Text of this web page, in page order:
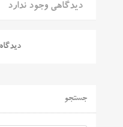
دیدگاهی وجود ندارد
جستجو